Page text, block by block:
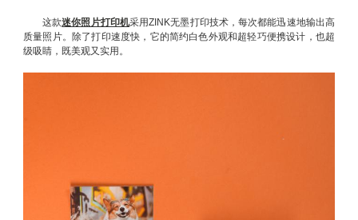
这款迷你照片打印机采用ZINK无墨打印技术，每次都能迅速地输出高
质量照片。除了打印速度快，它的简约白色外观和超轻巧便携设计，也超
级吸睛，既美观又实用。